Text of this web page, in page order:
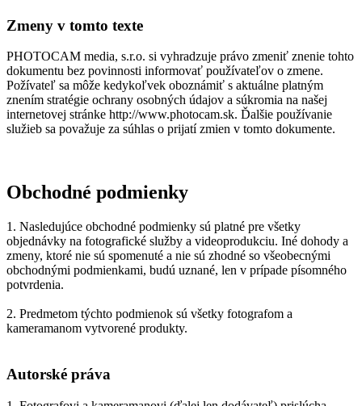
Zmeny v tomto texte
PHOTOCAM media, s.r.o. si vyhradzuje právo zmeniť znenie tohto
dokumentu bez povinnosti informovať používateľov o zmene.
Požívateľ sa môže kedykoľvek oboznámiť s aktuálne platným
znením stratégie ochrany osobných údajov a súkromia na našej
internetovej stránke http://www.photocam.sk. Ďalšie používanie
služieb sa považuje za súhlas o prijatí zmien v tomto dokumente.
Obchodné podmienky
1. Nasledujúce obchodné podmienky sú platné pre všetky
objednávky na fotografické služby a videoprodukciu. Iné dohody a
zmeny, ktoré nie sú spomenuté a nie sú zhodné so všeobecnými
obchodnými podmienkami, budú uznané, len v prípade písomného
potvrdenia.
2. Predmetom týchto podmienok sú všetky fotografom a
kameramanom vytvorené produkty.
Autorské práva